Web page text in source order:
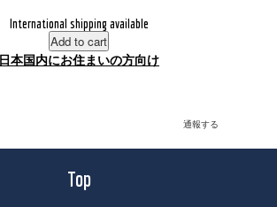
International shipping available
Add to cart
日本国内にお住まいの方向け
通報する
Top